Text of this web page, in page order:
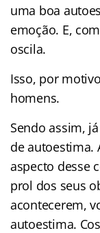
uma boa
emoção. E,
oscila.
Isso, por
homens.
Sendo assim,
de autoestima.
aspecto desse
prol dos seus
acontecerem,
autoestima.